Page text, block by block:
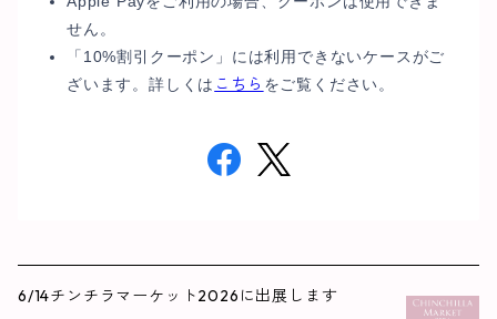
せん。
「10%割引クーポン」には利用できないケースがご
ざいます。詳しくは こちら をご覧ください。
6/14チンチラマーケット2026に出展します